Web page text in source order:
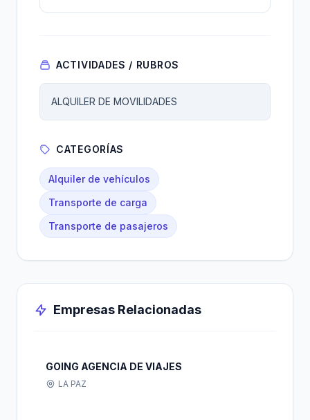
ACTIVIDADES / RUBROS
ALQUILER DE MOVILIDADES
CATEGORÍAS
Alquiler de vehículos
Transporte de carga
Transporte de pasajeros
Empresas Relacionadas
GOING AGENCIA DE VIAJES
LA PAZ